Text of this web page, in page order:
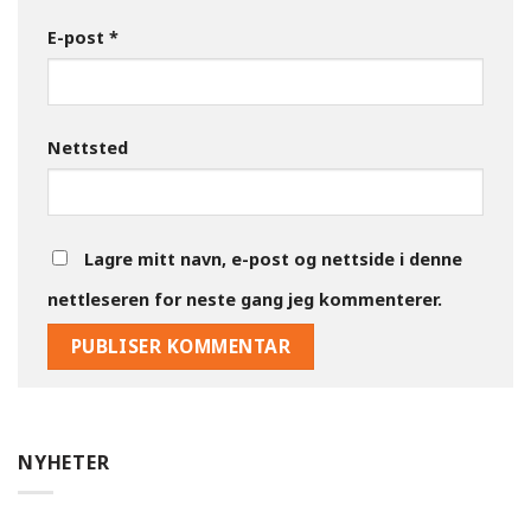
E-post *
Nettsted
Lagre mitt navn, e-post og nettside i denne
nettleseren for neste gang jeg kommenterer.
NYHETER